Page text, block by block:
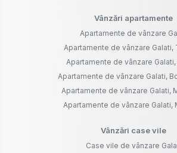
Vânzări apartamente
Apartamente de vânzare
Apartamente de vânzare Galati,
Apartamente de vânzare Galati,
Apartamente de vânzare Galati,
Apartamente de vânzare Galati,
Apartamente de vânzare Galati,
Vânzări case vile
Case vile de vânzare